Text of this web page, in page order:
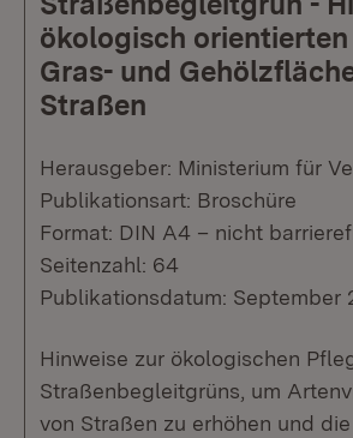
ökologisch
Gras- und
Straßen
Herausgeber: Ministerium für
Publikationsart: Broschüre
Format: DIN A4 – nicht
Seitenzahl: 64
Publikationsdatum: September
Hinweise zur ökologischen
Straßenbegleitgrüns, um
von Straßen zu erhöhen und